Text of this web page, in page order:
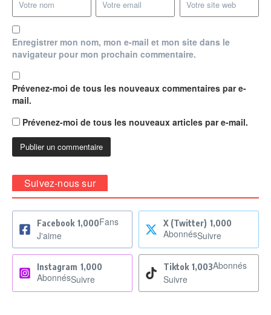
Enregistrer mon nom, mon e-mail et mon site dans le
navigateur pour mon prochain commentaire.
Prévenez-moi de tous les nouveaux commentaires par e-
mail.
Prévenez-moi de tous les nouveaux articles par e-mail.
Suivez-nous sur
Facebook 1,000Fans
J'aime
X (Twitter) 1,000
AbonnésSuivre
Instagram 1,000
AbonnésSuivre
Tiktok 1,003Abonnés
Suivre